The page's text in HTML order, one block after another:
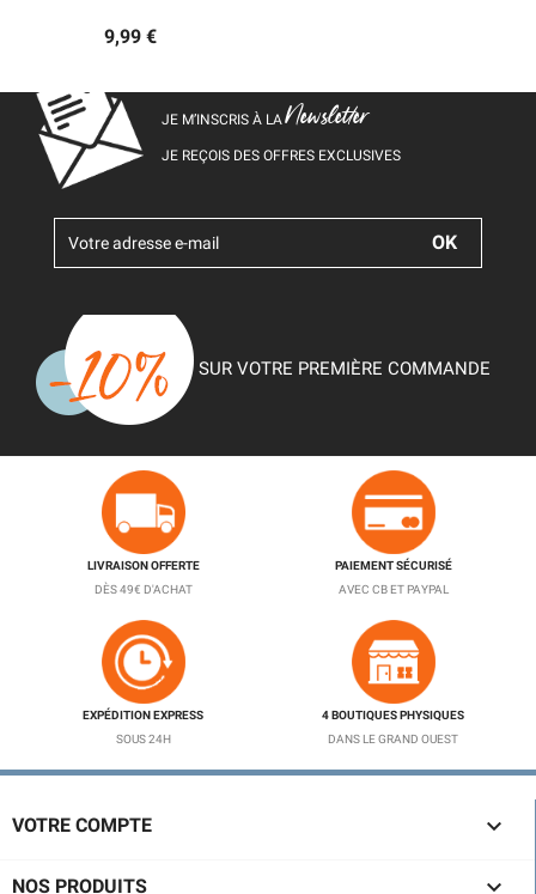
9,99 €
JE M’INSCRIS À LANewsletter
JE REÇOIS DES OFFRES EXCLUSIVES
SUR VOTRE PREMIÈRE COMMANDE
LIVRAISON OFFERTE
DÈS 49€ D'ACHAT
PAIEMENT SÉCURISÉ
AVEC CB ET PAYPAL
EXPÉDITION EXPRESS
SOUS 24H
4 BOUTIQUES PHYSIQUES
DANS LE GRAND OUEST
VOTRE COMPTE 
NOS PRODUITS 